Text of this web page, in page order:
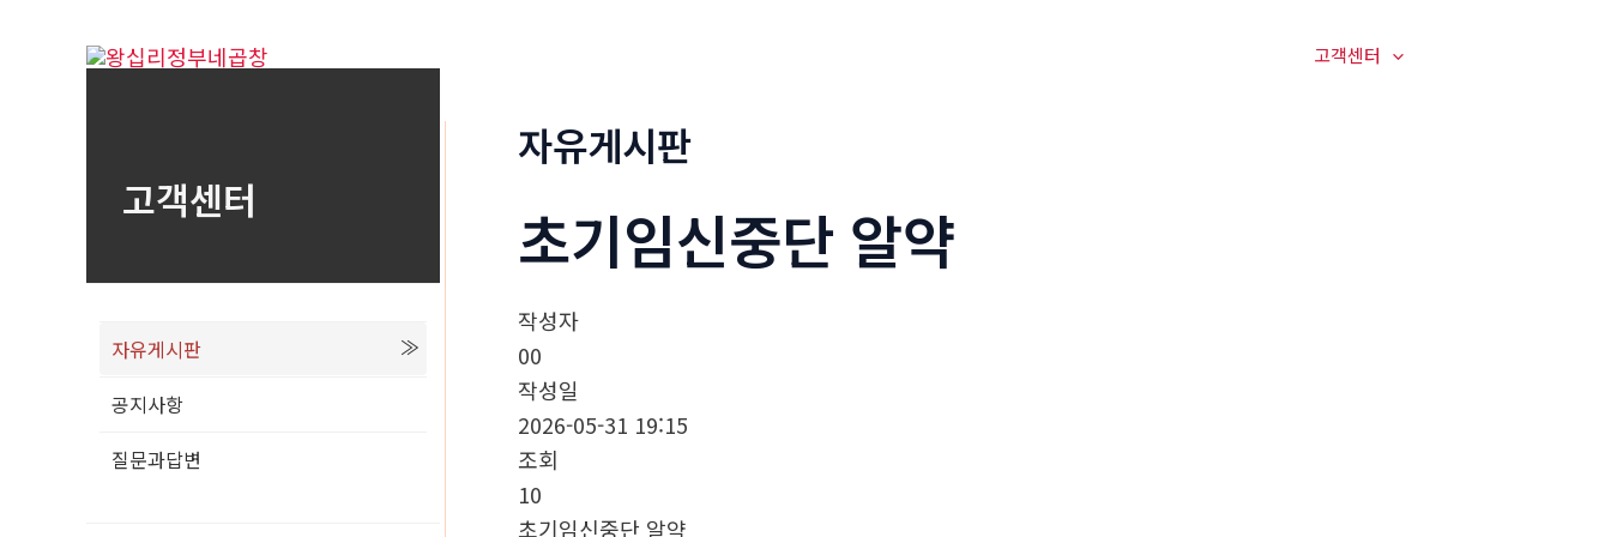
고객센터
고객센터
자유게시판
공지사항
질문과답변
자유게시판
초기임신중단 알약
작성자
00
작성일
2026-05-31 19:15
조회
10
초기임신중단 알약